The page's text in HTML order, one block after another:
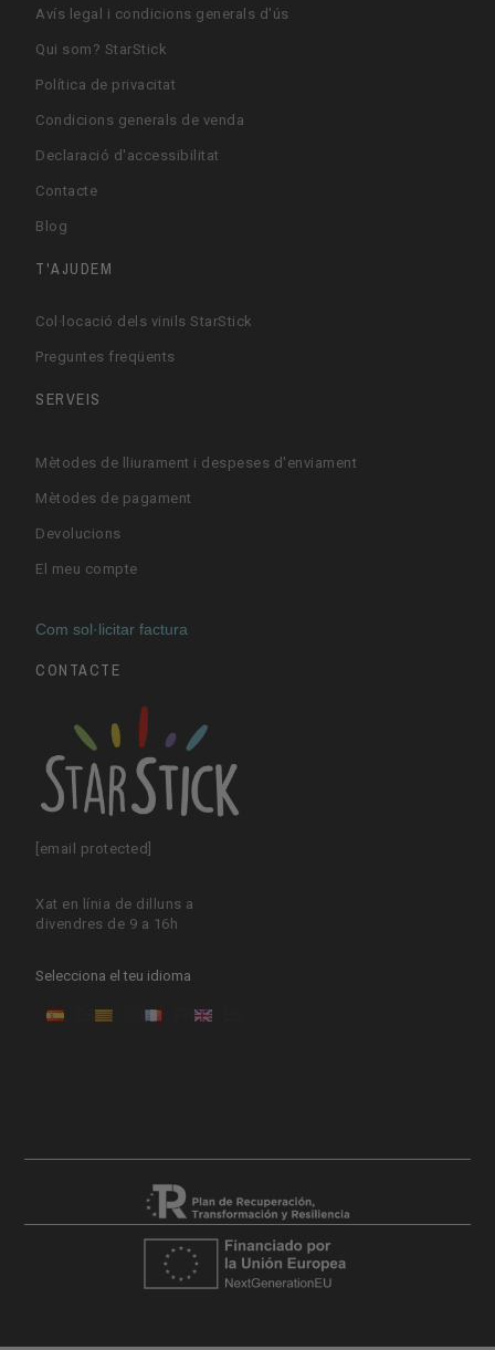
Avís legal i condicions generals d'ús
Qui som? StarStick
Política de privacitat
Condicions generals de venda
Declaració d'accessibilitat
Contacte
Blog
T'AJUDEM
Col·locació dels vinils StarStick
Preguntes freqüents
SERVEIS
Mètodes de lliurament i despeses d'enviament
Mètodes de pagament
Devolucions
El meu compte
Com sol·licitar factura
CONTACTE
[email protected]
Xat en línia de dilluns a
divendres de 9 a 16h
Selecciona el teu idioma
ES CA FR